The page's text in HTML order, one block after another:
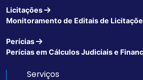
Licitações
Monitoramento de Editais de
Perícias
Perícias em Cálculos Judiciais e
Serviços